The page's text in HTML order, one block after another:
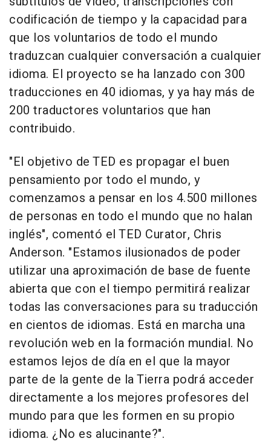
codificación de tiempo y la capacidad para
que los voluntarios de todo el mundo
traduzcan cualquier conversación a cualquier
idioma. El proyecto se ha lanzado con 300
traducciones en 40 idiomas, y ya hay más de
200 traductores voluntarios que han
contribuido.
"El objetivo de TED es propagar el buen
pensamiento por todo el mundo, y
comenzamos a pensar en los 4.500 millones
de personas en todo el mundo que no halan
inglés", comentó el TED Curator, Chris
Anderson. "Estamos ilusionados de poder
utilizar una aproximación de base de fuente
abierta que con el tiempo permitirá realizar
todas las conversaciones para su traducción
en cientos de idiomas. Está en marcha una
revolución web en la formación mundial. No
estamos lejos de día en el que la mayor
parte de la gente de la Tierra podrá acceder
directamente a los mejores profesores del
mundo para que les formen en su propio
idioma. ¿No es alucinante?".